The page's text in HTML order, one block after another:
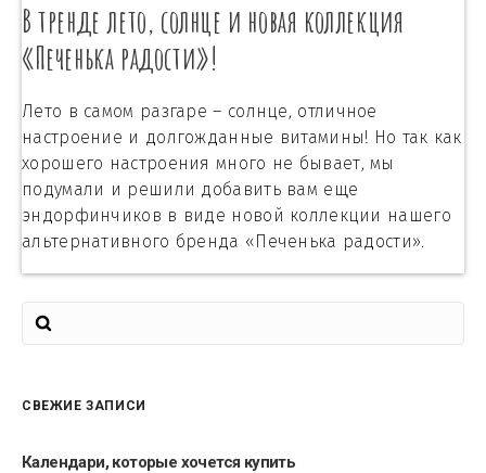
В тренде лето, солнце и новая коллекция
«Печенька радости»!
Лето в самом разгаре – солнце, отличное
настроение и долгожданные витамины! Но так как
хорошего настроения много не бывает, мы
подумали и решили добавить вам еще
эндорфинчиков в виде новой коллекции нашего
альтернативного бренда «Печенька радости».
СВЕЖИЕ ЗАПИСИ
Календари, которые хочется купить